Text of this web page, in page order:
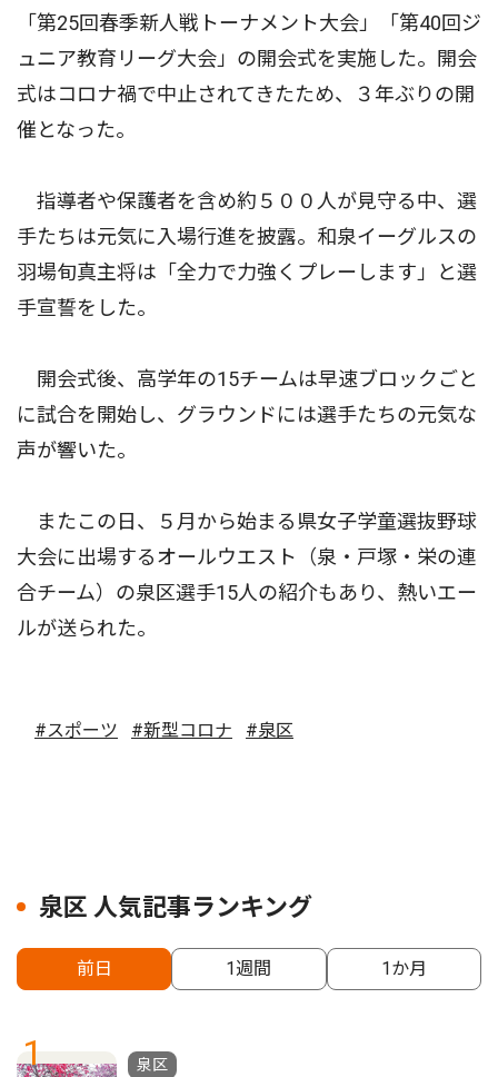
「第25回春季新人戦トーナメント大会」「第40回ジ
ュニア教育リーグ大会」の開会式を実施した。開会
式はコロナ禍で中止されてきたため、３年ぶりの開
催となった。
指導者や保護者を含め約５００人が見守る中、選
手たちは元気に入場行進を披露。和泉イーグルスの
羽場旬真主将は「全力で力強くプレーします」と選
手宣誓をした。
開会式後、高学年の15チームは早速ブロックごと
に試合を開始し、グラウンドには選手たちの元気な
声が響いた。
またこの日、５月から始まる県女子学童選抜野球
大会に出場するオールウエスト（泉・戸塚・栄の連
合チーム）の泉区選手15人の紹介もあり、熱いエー
ルが送られた。
#スポーツ #新型コロナ #泉区
泉区 人気記事ランキング
前日 1週間 1か月
1
泉区